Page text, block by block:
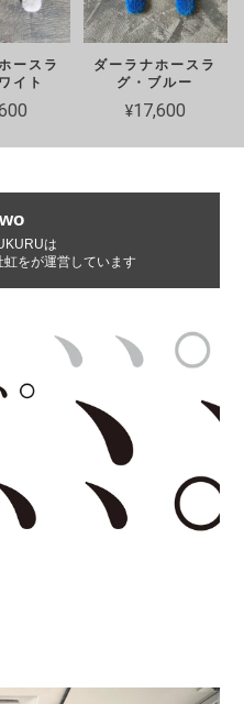
ースラ
イト
ダーラナホースラ
グ・ブルー
¥17,600
は
をが運営しています